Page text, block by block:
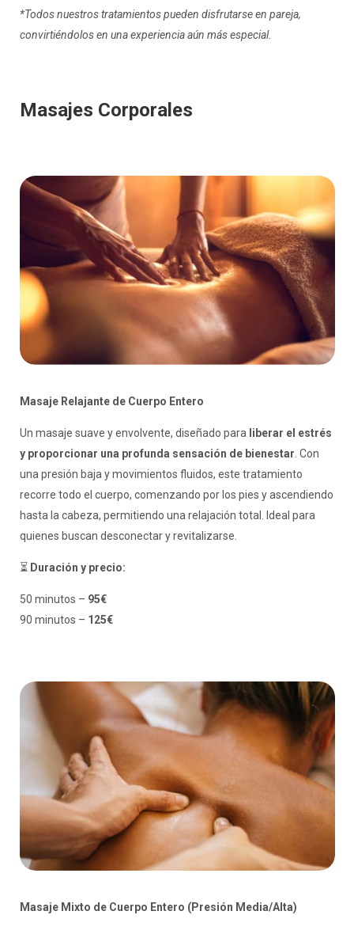
*Todos nuestros tratamientos pueden disfrutarse en pareja,
convirtiéndolos en una experiencia aún más especial.
Masajes Corporales
Masaje Relajante de Cuerpo Entero
Un masaje suave y envolvente, diseñado para liberar el estrés
y proporcionar una profunda sensación de bienestar . Con
una presión baja y movimientos fluidos, este tratamiento
recorre todo el cuerpo, comenzando por los pies y ascendiendo
hasta la cabeza, permitiendo una relajación total. Ideal para
quienes buscan desconectar y revitalizarse.
⏳ Duración y precio:
50 minutos – 95€
90 minutos – 125€
Masaje Mixto de Cuerpo Entero (Presión Media/Alta)